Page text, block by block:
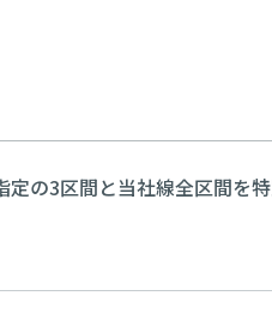
の3区間と当社線全区間を